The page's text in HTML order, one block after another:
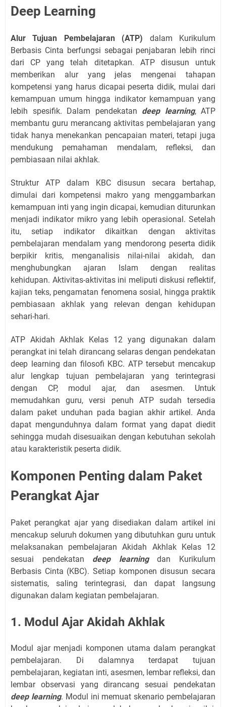
Deep Learning
Alur Tujuan Pembelajaran (ATP) dalam Kurikulum
Berbasis Cinta berfungsi sebagai penjabaran lebih rinci
dari CP yang telah ditetapkan. ATP disusun untuk
memberikan alur yang jelas mengenai tahapan
kompetensi yang harus dicapai peserta didik, mulai dari
kemampuan umum hingga indikator kemampuan yang
lebih spesifik. Dalam pendekatan deep learning, ATP
membantu guru merancang aktivitas pembelajaran yang
tidak hanya menekankan pencapaian materi, tetapi juga
mendukung pemahaman mendalam, refleksi, dan
pembiasaan nilai akhlak.
Struktur ATP dalam KBC disusun secara bertahap,
dimulai dari kompetensi makro yang menggambarkan
kemampuan inti yang ingin dicapai, kemudian diturunkan
menjadi indikator mikro yang lebih operasional. Setelah
itu, setiap indikator dikaitkan dengan aktivitas
pembelajaran mendalam yang mendorong peserta didik
berpikir kritis, menganalisis nilai-nilai akidah, dan
menghubungkan ajaran Islam dengan realitas
kehidupan. Aktivitas-aktivitas ini meliputi diskusi reflektif,
kajian teks, pengamatan fenomena sosial, hingga praktik
pembiasaan akhlak yang relevan dengan kehidupan
sehari-hari.
ATP Akidah Akhlak Kelas 12 yang digunakan dalam
perangkat ini telah dirancang selaras dengan pendekatan
deep learning dan filosofi KBC. ATP tersebut mencakup
alur lengkap tujuan pembelajaran yang terintegrasi
dengan CP, modul ajar, dan asesmen. Untuk
memudahkan guru, versi penuh ATP sudah tersedia
dalam paket unduhan pada bagian akhir artikel. Anda
dapat mengunduhnya dalam format yang dapat diedit
sehingga mudah disesuaikan dengan kebutuhan sekolah
atau karakteristik peserta didik.
Komponen Penting dalam Paket
Perangkat Ajar
Paket perangkat ajar yang disediakan dalam artikel ini
mencakup seluruh dokumen yang dibutuhkan guru untuk
melaksanakan pembelajaran Akidah Akhlak Kelas 12
sesuai pendekatan deep learningdan Kurikulum
Berbasis Cinta (KBC). Setiap komponen disusun secara
sistematis, saling terintegrasi, dan dapat langsung
digunakan dalam kegiatan pembelajaran.
1. Modul Ajar Akidah Akhlak
Modul ajar menjadi komponen utama dalam perangkat
pembelajaran. Di dalamnya terdapat tujuan
pembelajaran, kegiatan inti, asesmen, lembar refleksi, dan
lembar observasi yang dirancang sesuai pendekatan
deep learning. Modul ini memuat skenario pembelajaran